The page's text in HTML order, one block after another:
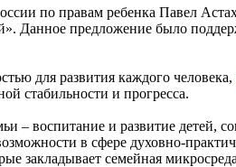
по правам ребенка Павел
Данное предложение было
для развития каждого человека,
стабильности и прогресса.
– воспитание и развитие детей,
в сфере духовно-
закладывает семейная